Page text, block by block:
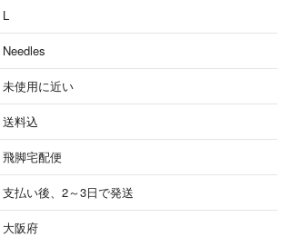
ヶ丘店
ジとお客様のイメージがお使いのモニターや環境
方、また中古品にご理解のない方におきまして
購入をお控え頂けますようお願い申し上げます
L
Needles
未使用に近い
送料込
飛脚宅配便
支払い後、2～3日で発送
大阪府